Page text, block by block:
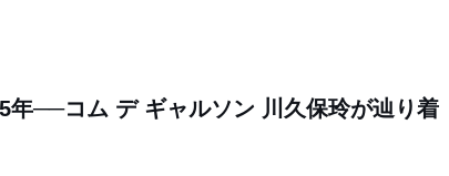
年──コム デ ギャルソン 川久保玲が辿り着